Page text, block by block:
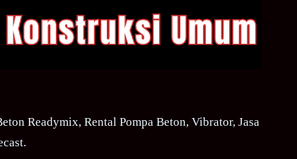
Readymix, Rental Pompa Beton, Vibrator, Jasa